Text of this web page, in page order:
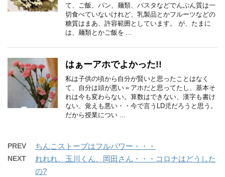
て、ご飯、パン、麺類、パスタなどでんぷん質は一
切食べていないけれど、乳製品とかフルーツなどの
糖質はまあ、許容範囲としています。 が、たまに
は、麺類とかご飯を ...
はぁーアホでよかった!!
私は子供の頃から自分が賢いと思ったことはなく
て、自分は頭が悪い＝アホだと思ってたし、基本そ
れは今も変わらない。算数はできない、漢字も書け
ない、覚えも悪い・・今で言うLD児だろうと思う。
だから授業につい ...
PREV ちんこストーブはフルパワー・・・
NEXT
れれれ、玉川くん、岡田さん・・・コロナはどうした
の?